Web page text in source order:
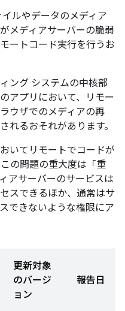
ルやデータのメディア
メディアサーバーの脆弱
ートコード実行を行うお
ング システムの中核部
アプリにおいて、リモー
ウザでのメディアの再
れるおそれがあります。
いてリモートでコードが
の問題の重大度は「重
アサーバーのサービスは
スできるほか、通常はサ
できないような権限にア
更新対象
のバージ
ョン
報告日